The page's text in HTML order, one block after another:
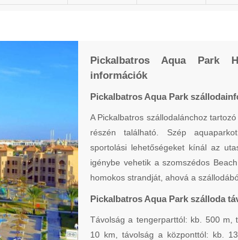
Pickalbatros Aqua Park
információk
Pickalbatros Aqua Park
A Pickalbatros szállodalánchoz
részén található. Szép
sportolási lehetőségeket kínál az
igénybe vehetik a szomszédos
homokos strandját, ahová a
Pickalbatros Aqua Park szálloda
Távolság a tengerparttól: kb. 500 m,
10 km, távolság a központtól: kb.